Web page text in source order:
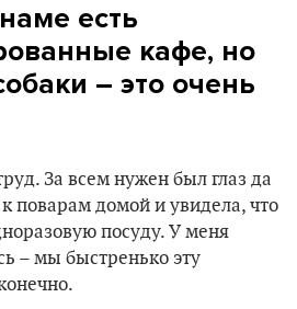
есть
кафе, но
– это очень
За всем нужен был глаз да
поварам домой и увидела, что
посуду. У меня
– мы быстренько эту